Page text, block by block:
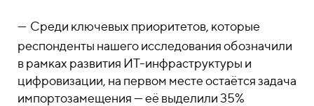
— Среди ключевых приоритетов, которые
респонденты нашего исследования обозначили
в рамках развития ИТ-инфраструктуры и
цифровизации, на первом месте остаётся задача
импортозамещения — её выделили 35%